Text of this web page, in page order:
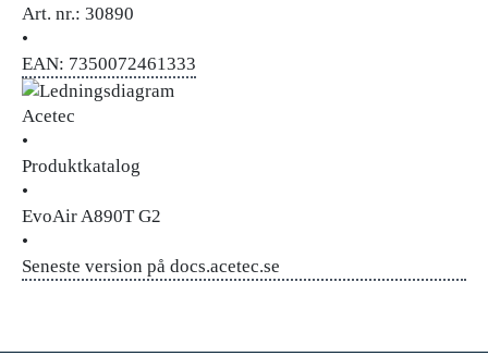
Art. nr.: 30890
•
EAN: 7350072461333
Acetec
•
Produktkatalog
•
EvoAir A890T G2
•
Seneste version på docs.acetec.se